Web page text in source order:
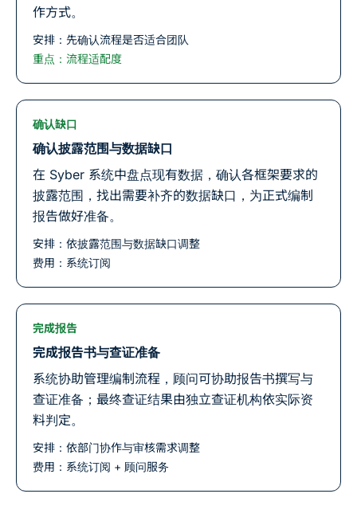
作方式。
安排：先确认流程是否适合团队
重点：流程适配度
确认缺口
确认披露范围与数据缺口
在 Syber 系统中盘点现有数据，确认各框架要求的
披露范围，找出需要补齐的数据缺口，为正式编制
报告做好准备。
安排：依披露范围与数据缺口调整
费用：系统订阅
完成报告
完成报告书与查证准备
系统协助管理编制流程，顾问可协助报告书撰写与
查证准备；最终查证结果由独立查证机构依实际资
料判定。
安排：依部门协作与审核需求调整
费用：系统订阅 + 顾问服务